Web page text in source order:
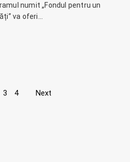
numit „Fondul pentru un
va oferi…
3 4 Next